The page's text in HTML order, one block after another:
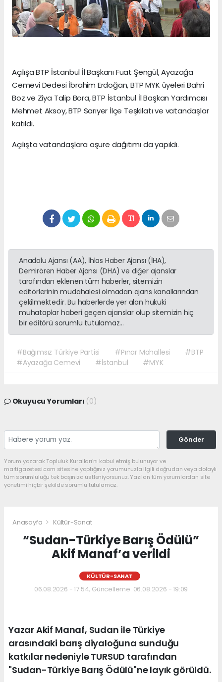
Açılışa BTP İstanbul İl Başkanı Fuat Şengül, Ayazağa
Cemevi Dedesi İbrahim Erdoğan, BTP MYK üyeleri Bahri
Boz ve Ziya Talip Bora, BTP İstanbul İl Başkan Yardımcısı
Mehmet Aksoy, BTP Sarıyer İlçe Teşkilatı ve vatandaşlar
katıldı.
Açılışta vatandaşlara aşure dağıtımı da yapıldı.
Anadolu Ajansı (AA), İhlas Haber Ajansı (İHA),
Demirören Haber Ajansı (DHA) ve diğer ajanslar
tarafından eklenen tüm haberler, sitemizin
editörlerinin müdahalesi olmadan ajans kanallarından
çekilmektedir. Bu haberlerde yer alan hukuki
muhataplar haberi geçen ajanslar olup sitemizin hiç
bir editörü sorumlu tutulamaz...
#Bağımsız Türkiye Partisi #Pınar Mahallesi
#BTP
#Ayazağa Cemevi
#İstanbul #MYK
Okuyucu Yorumları (0)
Gönder
Yorum yazarak Topluluk Kuralları’nı kabul etmiş bulunuyor ve
martigazetesi.com sitesine yaptığınız yorumunuzla ilgili doğrudan veya dolaylı
tüm sorumluluğu tek başınıza üstleniyorsunuz. Yazılan tüm yorumlardan site
yönetimi hiçbir şekilde sorumlu tutulamaz.
Anasayfa Kültür-Sanat
“Sudan-Türkiye Barış Ödülü”
Akif Manaf’a verildi
KÜLTÜR-SANAT
06.08.2026 - 17:54, Güncelleme: 06.08.2026 - 19:09
Yazar Akif Manaf, Sudan ile Türkiye
arasındaki barış diyaloğuna sunduğu
katkılar nedeniyle TURSUD tarafından
"Sudan-Türkiye Barış Ödülü"ne layık görüldü.